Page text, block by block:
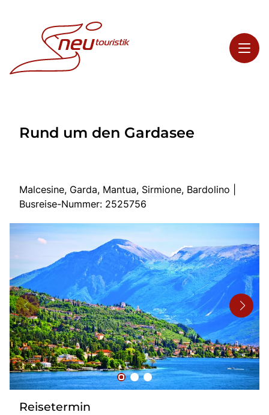
Highlights
Start
Busreisen
Bus mieten
Flughafentransfer
Kontakt
Rund um den Gardasee
Malcesine, Garda, Mantua, Sirmione, Bardolino |
Busreise-Nummer: 2525756
Reisetermin